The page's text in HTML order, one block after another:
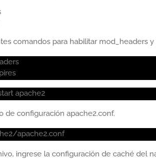
comandos para habilitar mod_headers
apache2
de configuración apache2.conf.
apache2.conf
ingrese la configuración de caché del